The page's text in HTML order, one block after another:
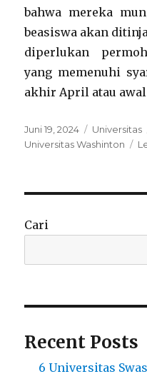
bahwa mereka
beasiswa akan
diperlukan
yang memenuhi
akhir April atau
Posted
on
Juni 19, 2024 Categories
Universitas
Universitas Washinton
Cari
Recent Posts
6 Universitas